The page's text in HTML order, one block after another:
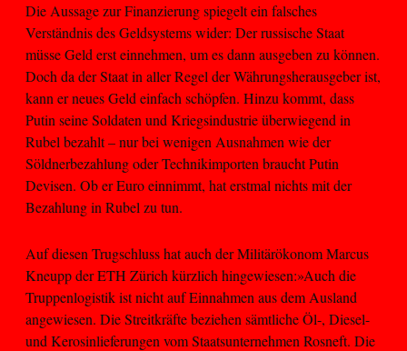
Die Aussage zur Finanzierung spiegelt ein falsches
Verständnis des Geldsystems wider: Der russische Staat
müsse Geld erst einnehmen, um es dann ausgeben zu können.
Doch da der Staat in aller Regel der Währungsherausgeber ist,
kann er neues Geld einfach schöpfen. Hinzu kommt, dass
Putin seine Soldaten und Kriegsindustrie überwiegend in
Rubel bezahlt – nur bei wenigen Ausnahmen wie der
Söldnerbezahlung oder Technikimporten braucht Putin
Devisen. Ob er Euro einnimmt, hat erstmal nichts mit der
Bezahlung in Rubel zu tun.
Auf diesen Trugschluss hat auch der Militärökonom Marcus
Kneupp der ETH Zürich kürzlich hingewiesen:»Auch die
Truppenlogistik ist nicht auf Einnahmen aus dem Ausland
angewiesen. Die Streitkräfte beziehen sämtliche Öl-, Diesel-
und Kerosinlieferungen vom Staatsunternehmen Rosneft. Die